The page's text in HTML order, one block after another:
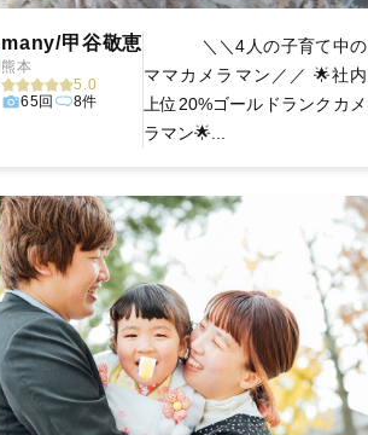
many/甲谷敬恵
熊本
5.0
65回
8件
＼＼4人の子育て中の
ママカメラマン／／ 🌟社内
上位20%ゴールドランクカメ
ラマン🌟...